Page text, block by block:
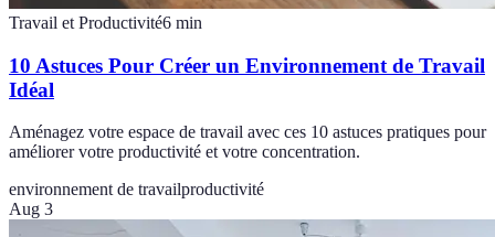
Travail et Productivité6 min
10 Astuces Pour Créer un Environnement de Travail
Idéal
Aménagez votre espace de travail avec ces 10 astuces pratiques pour
améliorer votre productivité et votre concentration.
environnement de travailproductivité
Aug 3